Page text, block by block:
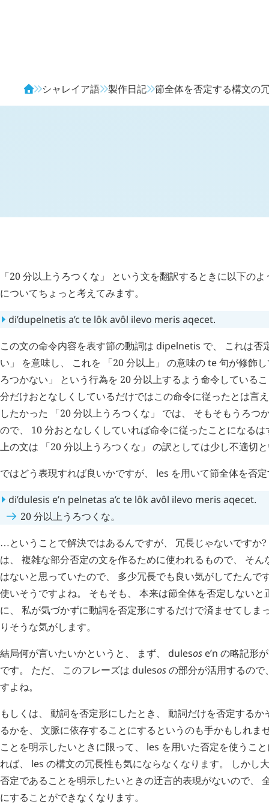
シャレイア語 製作日記 節全体を否定する構文の
「20 分以上うろつくな」 という文を翻訳するときに以下の
についてちょっと考えてみます。
di’dupelnetis a’c te lôk avôl ilevo meris aqecet.
この文の命令内容を表す節の動詞は dipelnetis で、 これは否
い」 を意味し、 これを 「20 分以上」 の意味のte句が修飾
ろつかない」 という行為を 20 分以上するよう命令している
分だけおとなしくしているだけではこの命令に従ったとは言
したかった 「20 分以上うろつくな」 では、 そもそもうろつ
ので、 10 分おとなしくしていれば命令に従ったことになる
上の文は 「20 分以上うろつくな」 の訳としては少し不適切
ではどう表現すれば良いかですが、 les を用いて節全体を否
di’dulesis e’n pelnetas a’c te lôk avôl ilevo meris aqecet.
20 分以上うろつくな。
…ということで解決ではあるんですが、 冗長じゃないですか?
は、 複雑な部分否定の文を作るために使われるもので、 そ
はないと思っていたので、 多少冗長でも良い気がしてたんで
使いそうですよね。 そもそも、 本来は節全体を否定しない
に、 私が気づかずに動詞を否定形にするだけで済ませてしま
りそうな気がします。
結局何が言いたいかというと、 まず、 dulesos e’n の略記形
です。 ただ、 このフレーズは dulesosの部分が活用するの
すよね。
もしくは、 動詞を否定形にしたとき、 動詞だけを否定する
るかを、 文脈に依存することにするというのも手かもしれま
ことを明示したいときに限って、 les を用いた否定を使うこ
れば、 les の構文の冗長性も気にならなくなります。 しかし
否定であることを明示したいときの迂言的表現がないので、
にすることができなくなります。